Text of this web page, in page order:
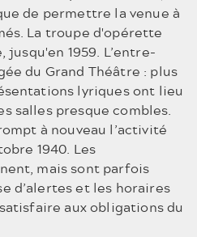
de permettre la venue à
La troupe d'opérette
jusqu'en 1959. L’entre-
du Grand Théâtre : plus
lyriques ont lieu
salles presque combles.
à nouveau l’activité
1940. Les
mais sont parfois
d’alertes et les horaires
aux obligations du